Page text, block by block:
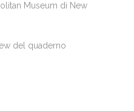
Museum di New
del quaderno